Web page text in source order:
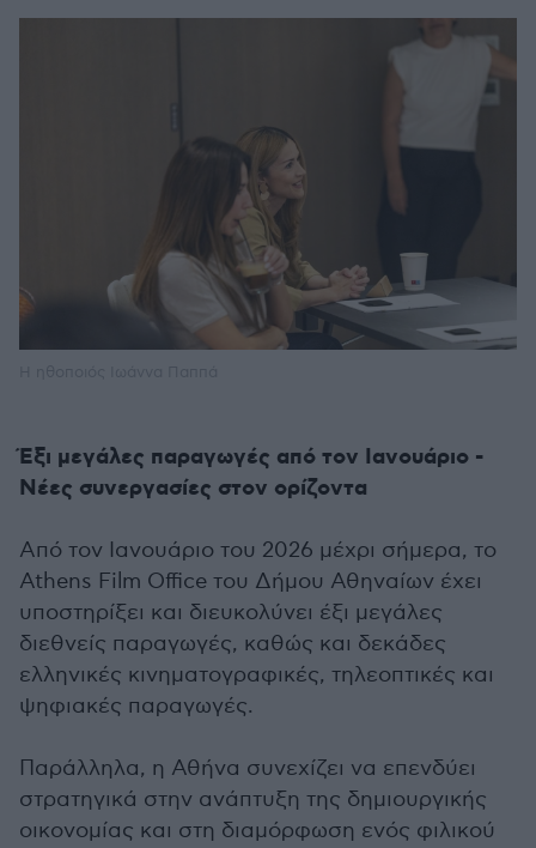
Έξι μεγάλες παραγωγές από τον Ιανουάριο -
Νέες συνεργασίες στον ορίζοντα
Από τον Ιανουάριο του 2026 μέχρι σήμερα, το
Athens Film Office του Δήμου Αθηναίων έχει
υποστηρίξει και διευκολύνει έξι μεγάλες
διεθνείς παραγωγές, καθώς και δεκάδες
ελληνικές κινηματογραφικές, τηλεοπτικές και
ψηφιακές παραγωγές.
Παράλληλα, η Αθήνα συνεχίζει να επενδύει
στρατηγικά στην ανάπτυξη της δημιουργικής
οικονομίας και στη διαμόρφωση ενός φιλικού